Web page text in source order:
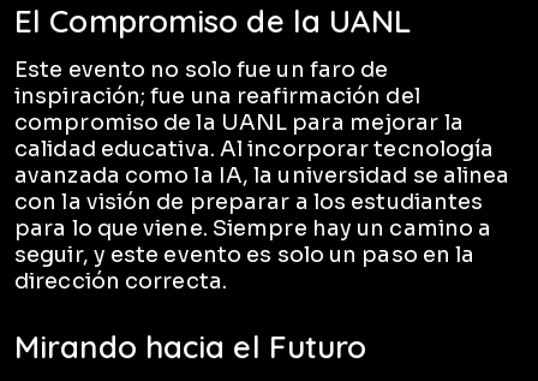
El Compromiso de la UANL
Este evento no solo fue un faro de
inspiración; fue una reafirmación del
compromiso de la UANL para mejorar la
calidad educativa. Al incorporar tecnología
avanzada como la IA, la universidad se alinea
con la visión de preparar a los estudiantes
para lo que viene. Siempre hay un camino a
seguir, y este evento es solo un paso en la
dirección correcta.
Mirando hacia el Futuro